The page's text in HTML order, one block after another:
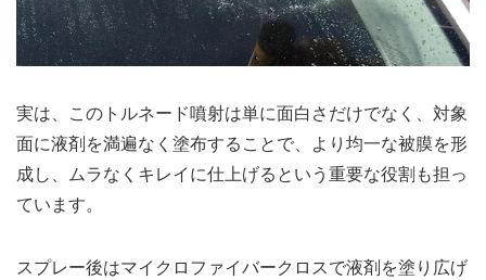
実は、このトルネード噴射は単に面白さだけでなく、対象
面に液剤を満遍なく塗布することで、より均一な被膜を形
成し、ムラなくキレイに仕上げるという重要な役割も担っ
ています。
スプレー後はマイクロファイバークロスで液剤を塗り広げ